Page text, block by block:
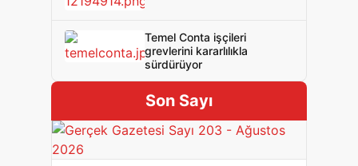
Temel Conta işçileri
grevlerini kararlılıkla
sürdürüyor
Son Sayı